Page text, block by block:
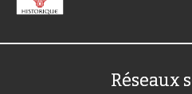
Réseaux